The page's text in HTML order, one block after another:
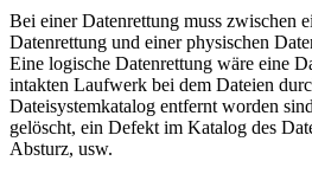
Bei einer Datenrettung muss zwischen
Datenrettung und einer physischen
Eine logische Datenrettung wäre eine
intakten Laufwerk bei dem Dateien
Dateisystemkatalog entfernt worden
gelöscht, ein Defekt im Katalog des
Absturz, usw.